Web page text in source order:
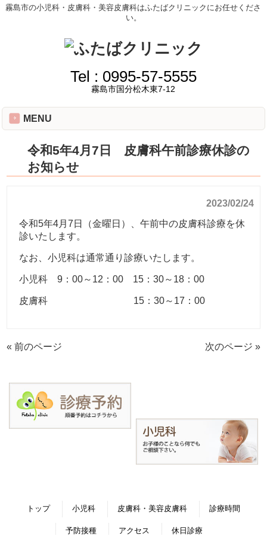
霧島市の小児科・皮膚科・美容皮膚科はふたばクリニックにお任せくださ
い。
Tel : 0995-57-5555
霧島市国分松木東7-12
MENU
令和5年4月7日 皮膚科午前診療休診の
お知らせ
2023/02/24
令和5年4月7日（金曜日）、午前中の皮膚科診療を休
診いたします。
なお、小児科は通常通り診療いたします。
小児科 9：00～12：00 15：30～18：00
皮膚科 15：30～17：00
« 前のページ 次のページ »
トップ 小児科 皮膚科・美容皮膚科 診療時間
予防接種 アクセス 休日診療